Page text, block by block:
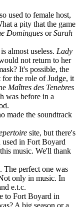
used to female host,
a pity that the game
Domingues orSarah
is almost useless. Lady
not return to her
It's possible, the
the role of Judge, it
Maîtres des Tenebres
was before in a
made the soundtrack
site, but there's
in Fort Boyard
music. We'll thank
The perfect one was
only in music. In
e.t.c.
to Fort Boyard in